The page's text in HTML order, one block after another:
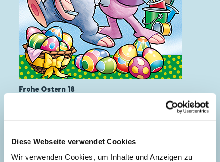
Diese Webseite verwendet Cookies
Wir verwenden Cookies, um Inhalte und Anzeigen zu
Frohe Ostern 18